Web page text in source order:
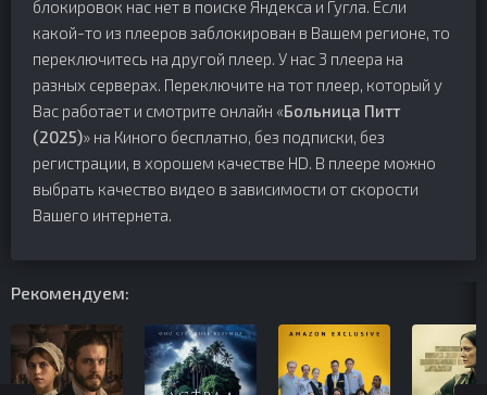
блокировок нас нет в поиске Яндекса и Гугла. Если
какой-то из плееров заблокирован в Вашем регионе, то
переключитесь на другой плеер. У нас 3 плеера на
разных серверах. Переключите на тот плеер, который у
Вас работает и смотрите онлайн «Больница Питт
(2025)» на Киного бесплатно, без подписки, без
регистрации, в хорошем качестве HD. В плеере можно
выбрать качество видео в зависимости от скорости
Вашего интернета.
Рекомендуем: